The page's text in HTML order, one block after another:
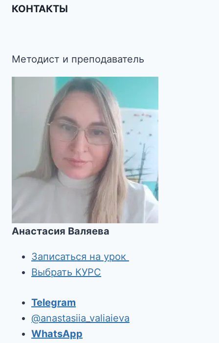
КОНТАКТЫ
Методист и преподаватель
Анастасия Валяева
Записаться на урок
Выбрать КУРС
Telegram
@anastasiia_valiaieva
WhatsApp